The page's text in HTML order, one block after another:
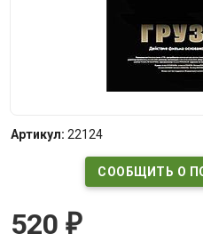
Артикул: 22124
СООБЩИТЬ О
520 ₽